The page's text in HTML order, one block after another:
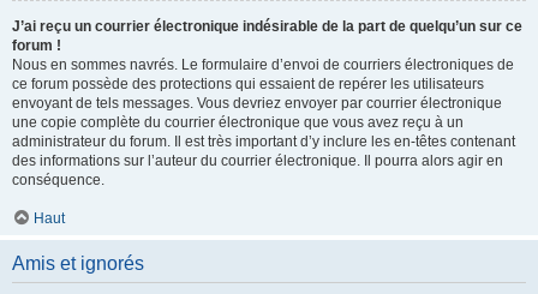
J’ai reçu un courrier électronique indésirable de la part de quelqu’un sur ce
forum !
Nous en sommes navrés. Le formulaire d’envoi de courriers électroniques de
ce forum possède des protections qui essaient de repérer les utilisateurs
envoyant de tels messages. Vous devriez envoyer par courrier électronique
une copie complète du courrier électronique que vous avez reçu à un
administrateur du forum. Il est très important d’y inclure les en-têtes contenant
des informations sur l’auteur du courrier électronique. Il pourra alors agir en
conséquence.
Haut
Amis et ignorés